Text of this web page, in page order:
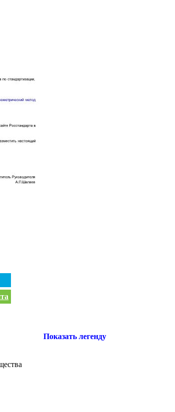
Показать легенду